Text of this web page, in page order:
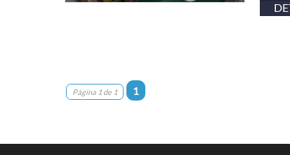
Página 1 de 1 1